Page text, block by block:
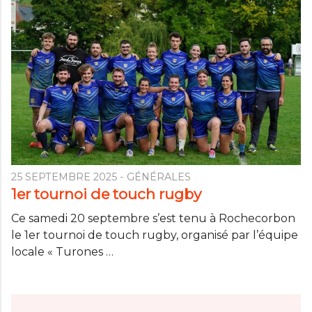
25 SEPTEMBRE 2025 - GÉNÉRALES
1er tournoi de touch rugby
Ce samedi 20 septembre s’est tenu à Rochecorbon
le 1er tournoi de touch rugby, organisé par l’équipe
locale « Turones …